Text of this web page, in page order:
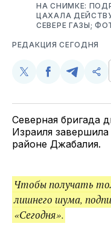
НА СНИМКЕ:
ЦАХАЛА
СЕВЕРЕ ГАЗЫ;
РЕДАКЦИЯ СЕГОДНЯ
Поделиться
Twitter
Поделиться
Facebook
Северная бригада
Израиля
районе Джабалия.
Чтобы получать
лишнего шума,
«Сегодня».